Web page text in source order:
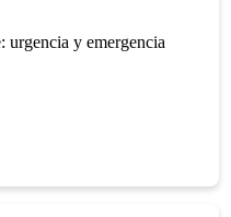
urgencia y emergencia